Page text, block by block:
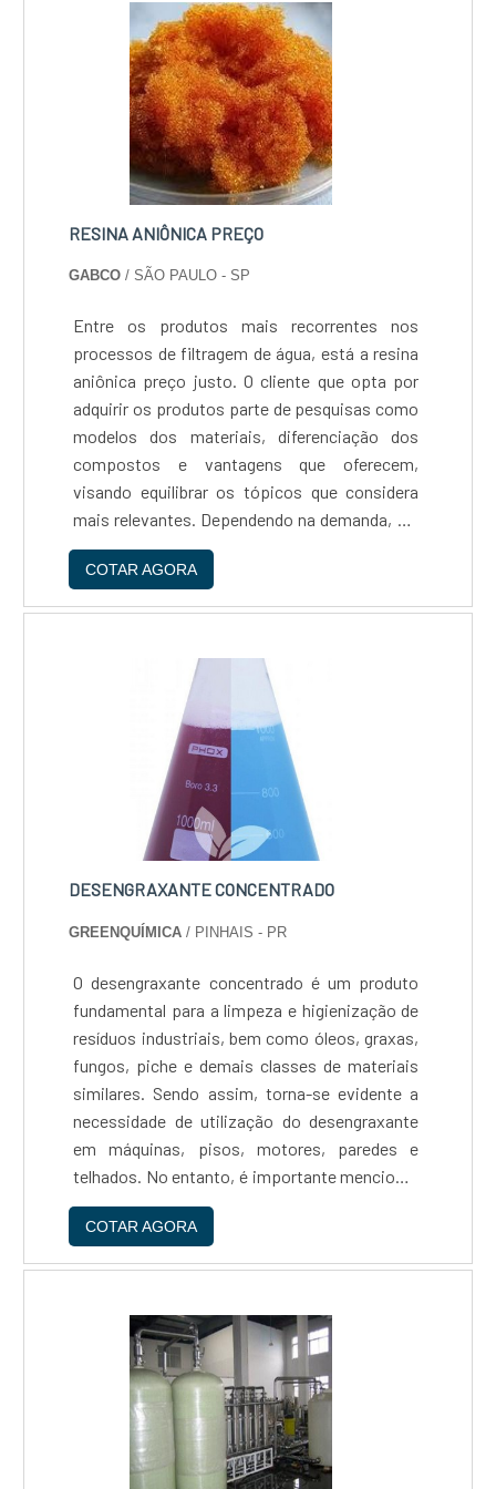
ponta. A organização tem processos muito
bem estruturados e atende todo o território
nacional. Entre em contato para saber mais
RESINA ANIÔNICA PREÇO
GABCO / SÃO PAULO - SP
Entre os produtos mais recorrentes nos
processos de filtragem de água, está a resina
aniônica preço justo. O cliente que opta por
adquirir os produtos parte de pesquisas como
modelos dos materiais, diferenciação dos
compostos e vantagens que oferecem,
visando equilibrar os tópicos que considera
mais relevantes. Dependendo na demanda, é a
melhor opção do mercado em solução limpa.
Processos em que é utilizada a resina aniônica
preço justo Desmin....
COTAR AGORA
DESENGRAXANTE CONCENTRADO
GREENQUÍMICA / PINHAIS - PR
O desengraxante concentrado é um produto
fundamental para a limpeza e higienização de
resíduos industriais, bem como óleos, graxas,
fungos, piche e demais classes de materiais
similares. Sendo assim, torna-se evidente a
necessidade de utilização do desengraxante
em máquinas, pisos, motores, paredes e
telhados. No entanto, é importante mencionar
que o desengraxante não atua de forma
automática, o que exige o auxílio manual para
aplicá-lo. Além disso, a quantidade de material
depende diretamente do nível de sujidade do
equipamento ou do ambiente e do tipo de
higienização a ser realizada. Características do
desengraxante tipo concentradoAntes de
mais nada, é importante esclarecer que o
desengraxante tipo concentrado pode ser
aplicado tanto em estabelecimentos
COTAR AGORA